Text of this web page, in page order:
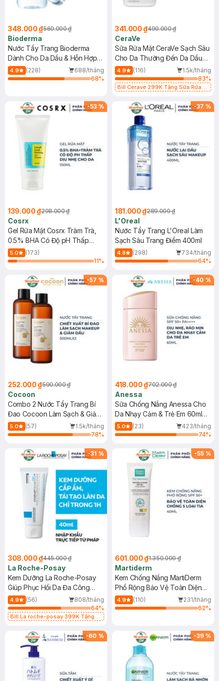
348.000 ₫560.000 ₫
Bioderma
Nước Tẩy Trang Bioderma
Dành Cho Da Dầu & Hỗn Hợp
500ml
4.9 (228)
688/tháng
68%
341.000 ₫490.000 ₫
CeraVe
Sữa Rửa Mặt CeraVe Sạch Sâu
Cho Da Thường Đến Da Dầu
473ml
4.9 (116)
1.5k/tháng
83%
Bill Cerave 299K Tặng Sữa Rửa
-53 %
139.000 ₫298.000 ₫
Cosrx
Gel Rửa Mặt Cosrx Tràm Trà,
0.5% BHA Có Độ pH Thấp
150ml
5.0
(173)
11%
-37 %
181.000 ₫289.000 ₫
L'Oreal
Nước Tẩy Trang L'Oreal Làm
Sạch Sâu Trang Điểm 400ml
4.8 (298)
734/tháng
64%
-57 %
252.000 ₫590.000 ₫
Cocoon
Combo 2 Nước Tẩy Trang Bí
Đao Cocoon Làm Sạch & Giảm
Dầu 500ml
5.0 (57)
1.5k/tháng
78%
-40 %
418.000 ₫702.000 ₫
Anessa
Sữa Chống Nắng Anessa Cho
Da Nhạy Cảm & Trẻ Em 60ml
(Mới)
5.0 (23)
423/tháng
74%
-31 %
308.000 ₫445.000 ₫
La Roche-Posay
Kem Dưỡng La Roche-Posay
Giúp Phục Hồi Da Đa Công
Dụng 40ml
4.9 (56)
808/tháng
64%
Bill La roche-posay 399K Tặng
(SL có hạn)
-55 %
601.000 ₫1.350.000 ₫
Martiderm
Kem Chống Nắng MartiDerm
Phổ Rộng Bảo Vệ Toàn Diện
40ml
4.9 (110)
231/tháng
62%
-60 % -39 %